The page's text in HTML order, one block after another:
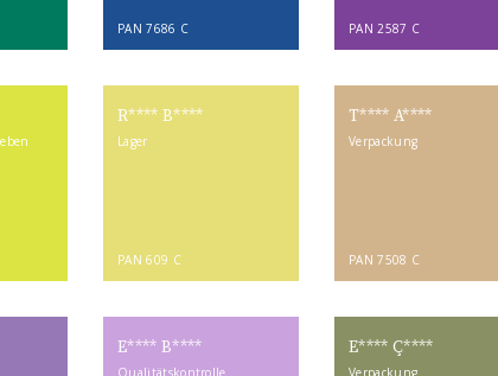
PAN 7686 C PAN 2587 C
R**** B****
Lager
PAN 609 C
T**** A****
Verpackung
PAN 7508 C
E**** B****
Qualitätskontrolle
E**** Ç****
Verpackung